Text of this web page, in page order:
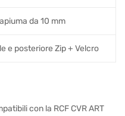
da 10 mm
e posteriore Zip + Velcro
con la RCF CVR ART